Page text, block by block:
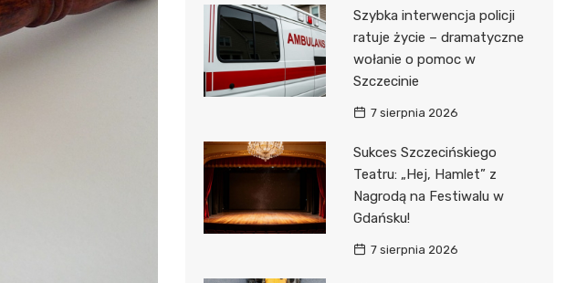
Szybka interwencja policji
ratuje życie – dramatyczne
wołanie o pomoc w
Szczecinie
7 sierpnia 2026
Sukces Szczecińskiego
Teatru: „Hej, Hamlet” z
Nagrodą na Festiwalu w
Gdańsku!
7 sierpnia 2026